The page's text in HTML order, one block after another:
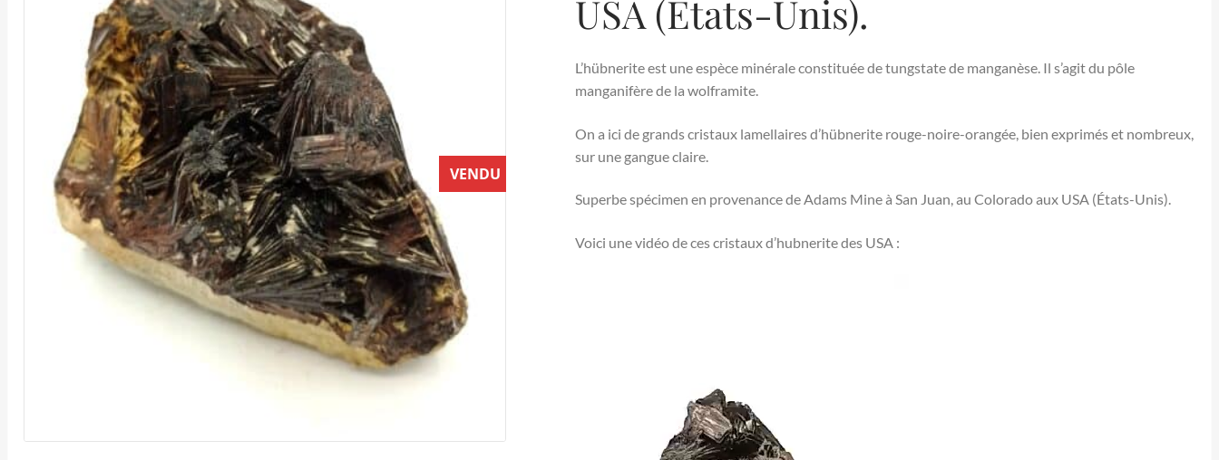
VENDU
USA (États-Unis).
L’hübnerite est une espèce minérale constituée de tungstate de manganèse. Il s’agit du pôle
manganifère de la wolframite.
On a ici de grands cristaux lamellaires d’hübnerite rouge-noire-orangée, bien exprimés et nombreux,
sur une gangue claire.
Superbe spécimen en provenance de Adams Mine à San Juan, au Colorado aux USA (États-Unis).
Voici une vidéo de ces cristaux d’hubnerite des USA :